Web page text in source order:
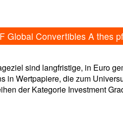
Global Convertibles A thes
sind langfristige, in Euro
in Wertpapiere, die zum
der Kategorie Investment